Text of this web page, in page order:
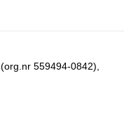
559494-0842),